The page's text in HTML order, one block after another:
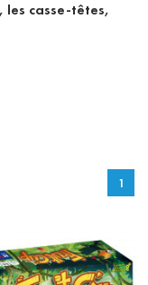
les casse-têtes,
1